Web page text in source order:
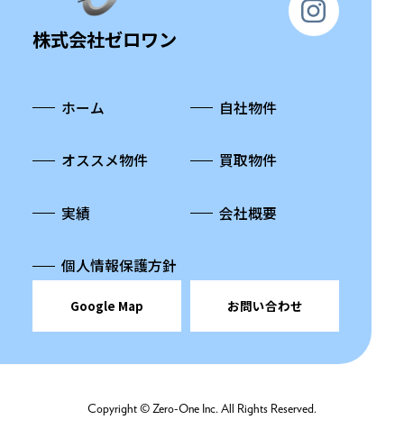
株式会社ゼロワン
ホーム 自社物件
オススメ物件 買取物件
実績 会社概要
個人情報保護方針
お問い合わせ
Google Map
Copyright © Zero-One Inc. All Rights Reserved.